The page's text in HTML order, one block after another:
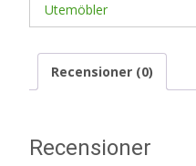
Utemöbler
Recensioner (0)
Recensioner